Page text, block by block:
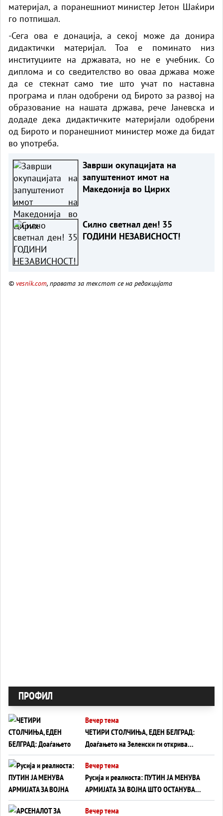
материјал, а поранешниот министер Јетон Шаќири
го потпишал.
-Сега ова е донација, а секој може да донира
дидактички материјал. Тоа е поминато низ
институциите на државата, но не е учебник. Со
диплома и со сведителство во оваа држава може
да се стекнат само тие што учат по наставна
програма и план одобрени од Бирото за развој на
образование на нашата држава, рече Јаневска и
додаде дека дидактичките материјали одобрени
од Бирото и поранешниот министер може да бидат
во употреба.
Заврши окупацијата на
запуштениот имот на
Македонија во Цирих
Силно светнал ден! 35
ГОДИНИ НЕЗАВИСНОСТ!
© vesnik.com, правата за текстот се на редакцијата
ПРОФИЛ
Вечер тема
ЧЕТИРИ СТОЛЧИЊА, ЕДЕН БЕЛГРАД:
Доаѓањето на Зеленски ги открива
тајните на политиката на балансирање
на Вучиќ
Вечер тема
Русија и реалноста: ПУТИН ЈА МЕНУВА
АРМИЈАТА ЗА ВОЈНА ШТО ОСТАНУВА
БЕЗ ФРОНТ
Вечер тема